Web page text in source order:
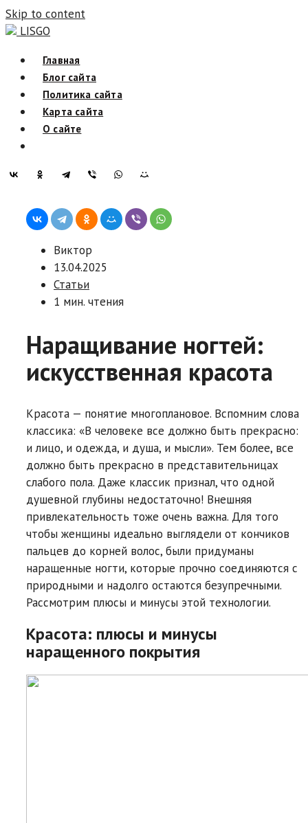
Skip to content
LISGO
Главная
Блог сайта
Политика сайта
Карта сайта
О сайте
Виктор
13.04.2025
Статьи
1 мин. чтения
Наращивание ногтей:
искусственная красота
Красота — понятие многоплановое. Вспомним слова
классика: «В человеке все должно быть прекрасно:
и лицо, и одежда, и душа, и мысли». Тем более, все
должно быть прекрасно в представительницах
слабого пола. Даже классик признал, что одной
душевной глубины недостаточно! Внешняя
привлекательность тоже очень важна. Для того
чтобы женщины идеально выглядели от кончиков
пальцев до корней волос, были придуманы
наращенные ногти, которые прочно соединяются с
природными и надолго остаются безупречными.
Рассмотрим плюсы и минусы этой технологии.
Красота: плюсы и минусы
наращенного покрытия